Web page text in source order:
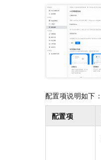
配置项说明如下：
配置项